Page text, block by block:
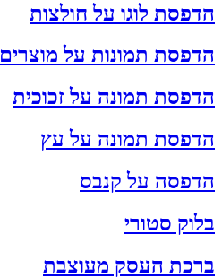
הדפסת לוגו על חולצות
הדפסת תמונות על מוצרים
הדפסת תמונה על זכוכית
הדפסת תמונה על עץ
הדפסה על קנבס
בלוק סטורי
ברכת העסק מעוצבת